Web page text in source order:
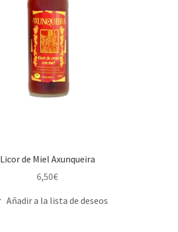
Licor de Miel Axunqueira
6,50€
Añadir a la lista de deseos